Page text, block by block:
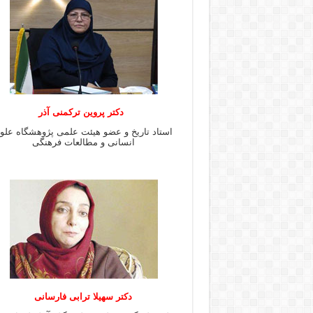
دکتر پروین ترکمنی آذر
استاد تاریخ و عضو هیئت علمی پژوهشگاه
انسانی و مطالعات فرهنگى
دکتر سهیلا ترابی فارسانی